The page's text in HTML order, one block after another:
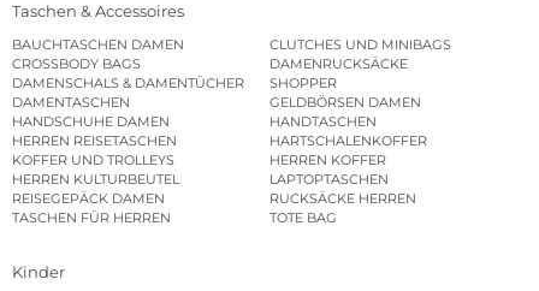
Taschen & Accessoires
BAUCHTASCHEN DAMEN
CLUTCHES UND MINIBAGS
CROSSBODY BAGS
DAMENRUCKSÄCKE
DAMENSCHALS & DAMENTÜCHER
SHOPPER
DAMENTASCHEN
GELDBÖRSEN DAMEN
HANDSCHUHE DAMEN
HANDTASCHEN
HERREN REISETASCHEN
HARTSCHALENKOFFER
KOFFER UND TROLLEYS
HERREN KOFFER
HERREN KULTURBEUTEL
LAPTOPTASCHEN
REISEGEPÄCK DAMEN
RUCKSÄCKE HERREN
TASCHEN FÜR HERREN
TOTE BAG
Kinder